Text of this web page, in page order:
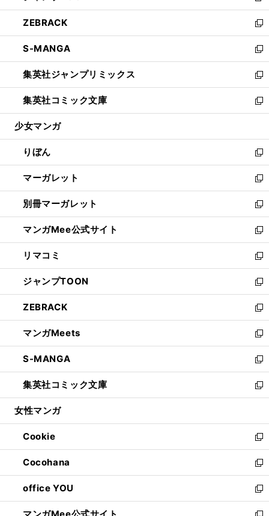
開
く
ウ
で
開
く
ン
ド
ウ
で
開
く
ウ
ィ
ン
ド
ウ
で
開
く
し
い
ウ
ィ
ン
ド
ウ
で
開
ZEBRACK
新
し
い
ウ
ィ
ン
ド
ウ
開
く
S-MANGA
新
し
い
ウ
ィ
ン
ウ
で
開
く
集英社ジャンプリミックス
新
し
い
ウ
ン
ド
ウ
で
開
く
集英社コミック文庫
新
し
ウ
ィ
ン
ド
ウ
で
開
く
少女マンガ
りぼん
新
し
い
ウ
ィ
ン
ド
ウ
で
開
く
マーガレット
新
し
い
ウ
ィ
ン
ド
ウ
で
開
く
別冊マーガレット
新
し
い
ウ
ィ
ン
ド
ウ
で
開
く
マンガMee公式サイト
新
し
い
ウ
ィ
ン
ド
ウ
で
開
く
リマコミ
新
し
い
ウ
ィ
ン
ド
ウ
で
開
く
ジャンプTOON
新
し
い
ウ
ィ
ン
ド
ウ
で
開
ZEBRACK
新
し
い
ウ
ィ
ン
ド
ウ
開
く
マンガMeets
新
し
い
ウ
ィ
ン
ウ
で
開
く
S-MANGA
新
し
い
ウ
ン
ド
ウ
で
開
く
集英社コミック文庫
新
し
ウ
ィ
ン
ド
ウ
で
開
く
女性マンガ
Cookie
新
し
い
ウ
ィ
ン
Cocohana
新
し
い
ウ
office YOU
新
し